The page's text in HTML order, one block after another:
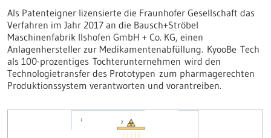
Als Patenteigner lizensierte die Fraunhofer Gesellschaft das
Verfahren im Jahr 2017 an die Bausch+Ströbel
Maschinenfabrik Ilshofen GmbH + Co. KG, einen
Anlagenhersteller zur Medikamentenabfüllung. KyooBe Tech
als 100-prozentiges Tochterunternehmen wird den
Technologietransfer des Prototypen zum pharmagerechten
Produktionssystem verantworten und vorantreiben.